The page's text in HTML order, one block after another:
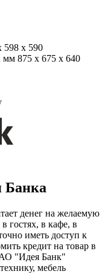
598 x 590
мм 875 x 675 x 640
Банка
денег на желаемую
гостях, в кафе, в
иметь доступ к
кредит на товар в
АО "Идея Банк"
мебель